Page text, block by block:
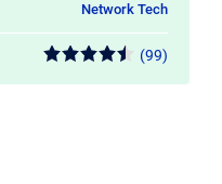
Network Tech
(99)